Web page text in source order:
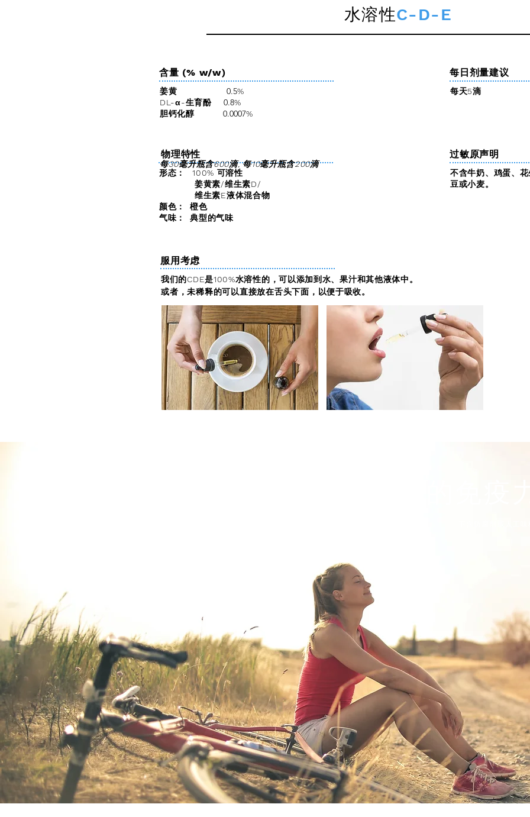
水溶性C-D-E
含量 (% w/w)
姜黄 0.5%
DL-α-生育酚0.8%
胆钙化醇0.0007%
物理特性
形态：
100% 可溶性
姜黄素/维生素D/
维生素E液体混合物
颜色：
橙色
气味：
典型的气味
服用考虑
每日剂量建议
每天5滴
过敏原声明
不含牛奶、鸡蛋、
豆或小麦。
我们的CDE是100%水溶性的，可以添加到水、果汁和其他液体中。
或者，未稀释的可以直接放在舌头下面，以便于吸收。
每30毫升瓶含600滴,每10毫升瓶含200滴